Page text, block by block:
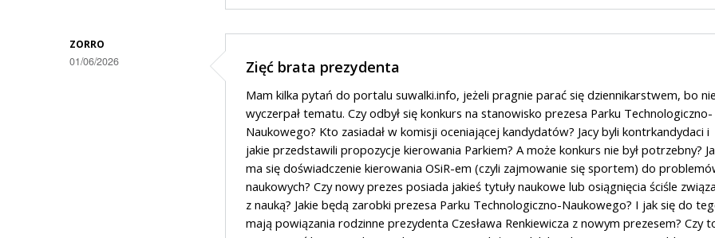
ZORRO
01/06/2026 Zięć brata prezydenta
Mam kilka pytań do portalu suwalki.info, jeżeli pragnie parać się dziennikarstwem, bo nie
wyczerpał tematu. Czy odbył się konkurs na stanowisko prezesa Parku Technologiczno-
Naukowego? Kto zasiadał w komisji oceniającej kandydatów? Jacy byli kontrkandydaci i
jakie przedstawili propozycje kierowania Parkiem? A może konkurs nie był potrzebny?
ma się doświadczenie kierowania OSiR-em (czyli zajmowanie się sportem) do
naukowych? Czy nowy prezes posiada jakieś tytuły naukowe lub osiągnięcia ściśle
z nauką? Jakie będą zarobki prezesa Parku Technologiczno-Naukowego? I jak się do
mają powiązania rodzinne prezydenta Czesława Renkiewicza z nowym prezesem? Czy